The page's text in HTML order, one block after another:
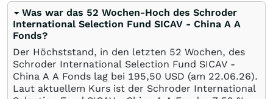
Was war das 52 Wochen-Hoch des Schroder
International Selection Fund SICAV - China A A
Fonds?
Der Höchststand, in den letzten 52 Wochen, des
Schroder International Selection Fund SICAV -
China A A Fonds lag bei 195,50 USD (am 22.06.26).
Laut aktuellem Kurs ist der Schroder International